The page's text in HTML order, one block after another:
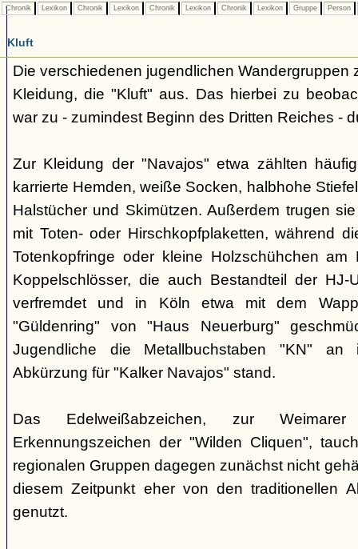
Chronik Lexikon Chronik Lexikon Chronik Lexikon Chronik Lexikon Gruppe Person
Kluft
Die verschiedenen jugendlichen Wandergruppen
Kleidung, die "Kluft" aus. Das hierbei zu
war zu - zumindest Beginn des Dritten Reiches -
Zur Kleidung der "Navajos" etwa zählten
karrierte Hemden, weiße Socken, halbhohe
Halstücher und Skimützen. Außerdem trugen
mit Toten- oder Hirschkopfplaketten, während
Totenkopfringe oder kleine Holzschühchen am
Koppelschlösser, die auch Bestandteil der HJ-
verfremdet und in Köln etwa mit dem
"Güldenring" von "Haus Neuerburg"
Jugendliche die Metallbuchstaben "KN"
Abkürzung für "Kalker Navajos" stand.
Das Edelweißabzeichen, zur
Erkennungszeichen der "Wilden Cliquen",
regionalen Gruppen dagegen zunächst nicht
diesem Zeitpunkt eher von den traditionellen
genutzt.